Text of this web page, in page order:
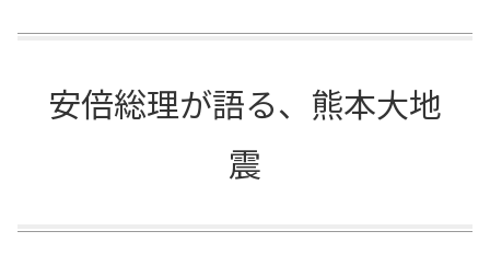
安倍総理が語る、熊本大地
震